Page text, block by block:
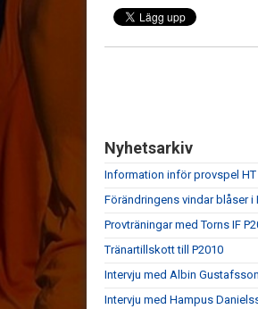
Nyhetsarkiv
Information inför provspel HT
Förändringens vindar blåser i
Provträningar med Torns IF
Tränartillskott till P2010
Intervju med Albin Gustafsson
Intervju med Hampus